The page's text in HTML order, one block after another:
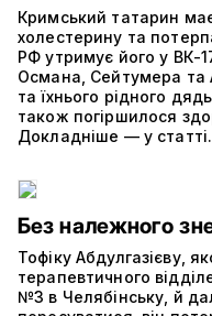
Кримський татарин
холестерину та
РФ утримує його у ВК-
Османа, Сейтумера
та їхнього рідного
також погіршилося
Докладніше — у статті.
Без належного
Тофіку Абдулгазієву,
терапевтичного
№3 в Челябінську, й